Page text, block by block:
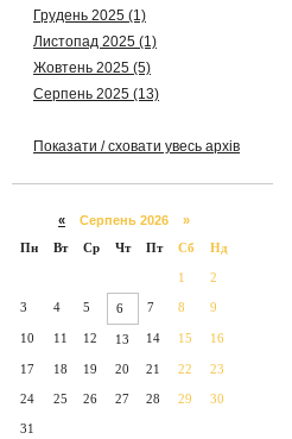
Грудень 2025 (1)
Листопад 2025 (1)
Жовтень 2025 (5)
Серпень 2025 (13)
Показати / сховати увесь архів
« Серпень 2026 »
Пн
Вт Ср Чт Пт Сб Нд
1 2
3 4 5 6 7 8 9
10 11 12 13 14 15 16
17 18 19 20 21 22 23
24 25 26 27 28 29 30
31